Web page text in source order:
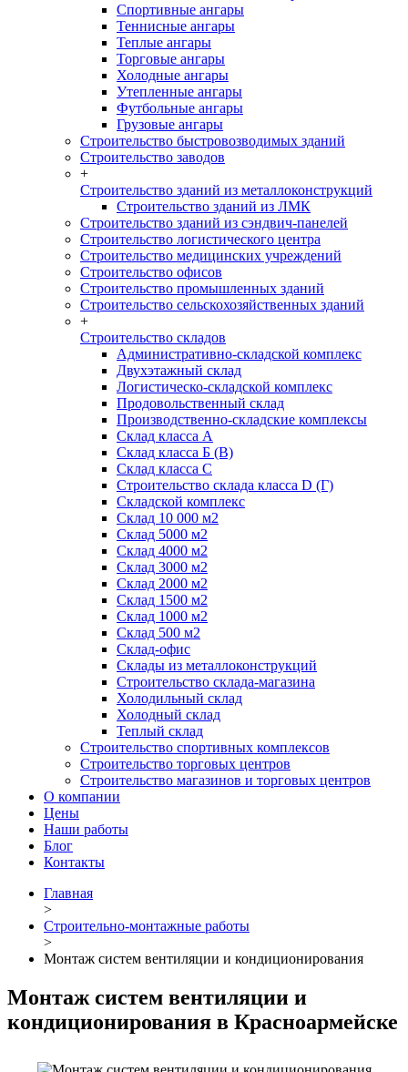
Спортивные ангары
Теннисные ангары
Теплые ангары
Торговые ангары
Холодные ангары
Утепленные ангары
Футбольные ангары
Грузовые ангары
Строительство быстровозводимых зданий
Строительство заводов
+
Строительство зданий из металлоконструкций
Строительство зданий из ЛМК
Строительство зданий из сэндвич-панелей
Строительство логистического центра
Строительство медицинских учреждений
Строительство офисов
Строительство промышленных зданий
Строительство сельскохозяйственных зданий
+
Строительство складов
Административно-складской комплекс
Двухэтажный склад
Логистическо-складской комплекс
Продовольственный склад
Производственно-складские комплексы
Склад класса А
Склад класса Б (B)
Склад класса С
Строительство склада класса D (Г)
Складской комплекс
Склад 10 000 м2
Склад 5000 м2
Склад 4000 м2
Склад 3000 м2
Склад 2000 м2
Склад 1500 м2
Склад 1000 м2
Склад 500 м2
Склад-офис
Склады из металлоконструкций
Строительство склада-магазина
Холодильный склад
Холодный склад
Теплый склад
Строительство спортивных комплексов
Строительство торговых центров
Строительство магазинов и торговых центров
О компании
Цены
Наши работы
Блог
Контакты
Главная
>
Строительно-монтажные работы
>
Монтаж систем вентиляции и кондиционирования
Монтаж систем вентиляции и
кондиционирования в Красноармейске